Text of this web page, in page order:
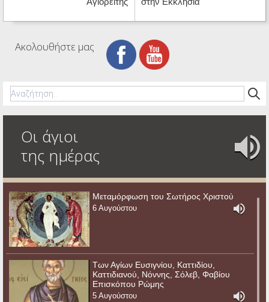
Ακολουθήστε μας
Οι άγιοι
της ημέρας
Μεταμόρφωση του Σωτήρος Χριστού
6 Αυγούστου
Των Αγίων Ευσιγνίου, Καττιδίου,
Καττιδιανού, Νόννης, Σόλεβ, Φαβίου
Επισκόπου Ρώμης
5 Αυγούστου